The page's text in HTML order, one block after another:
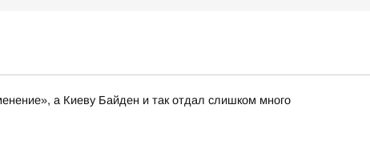
а Киеву Байден и так отдал слишком много